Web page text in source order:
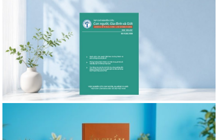
Thông báo triệu tập thí sinh đủ điều kiện, tiêu chuẩn, tham
gia sát hạch trình độ hiểu biết chung
Thông báo kết quả kiểm tra điều kiện, tiêu chuẩn, văn
bằng, chứng chỉ đối với thí sinh đăng ký dự
Thông báo 2773/TB-KHXH về Kết quả kiểm tra điều kiện,
tiêu chuẩn, văn bằng, chứng chỉ đối với thí